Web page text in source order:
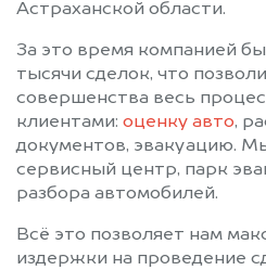
Астраханской области.
За это время компанией
тысячи сделок, что
совершенства весь
клиентами: оценку авто,
документов, эвакуацию.
сервисный центр, парк
разбора автомобилей.
Всё это позволяет нам
издержки на проведение